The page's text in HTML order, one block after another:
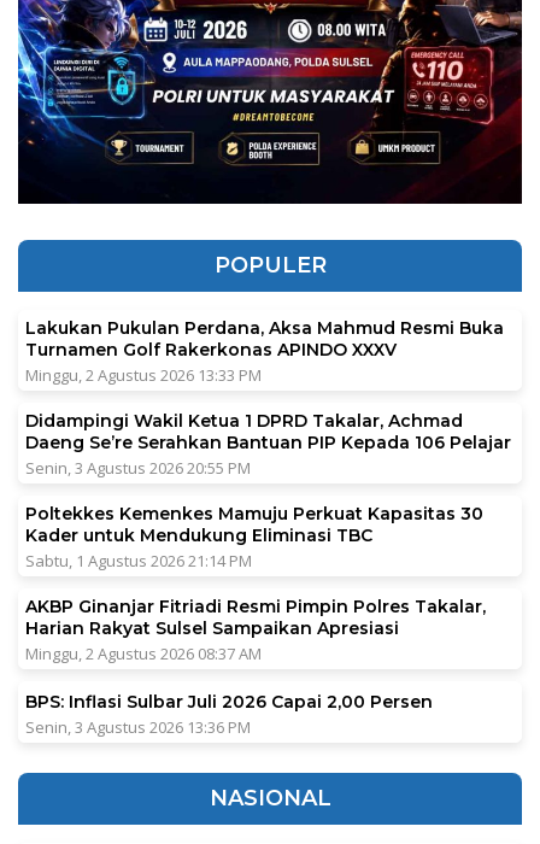
POPULER
Lakukan Pukulan Perdana, Aksa Mahmud Resmi Buka
Turnamen Golf Rakerkonas APINDO XXXV
Minggu, 2 Agustus 2026 13:33 PM
Didampingi Wakil Ketua 1 DPRD Takalar, Achmad
Daeng Se’re Serahkan Bantuan PIP Kepada 106 Pelajar
Senin, 3 Agustus 2026 20:55 PM
Poltekkes Kemenkes Mamuju Perkuat Kapasitas 30
Kader untuk Mendukung Eliminasi TBC
Sabtu, 1 Agustus 2026 21:14 PM
AKBP Ginanjar Fitriadi Resmi Pimpin Polres Takalar,
Harian Rakyat Sulsel Sampaikan Apresiasi
Minggu, 2 Agustus 2026 08:37 AM
BPS: Inflasi Sulbar Juli 2026 Capai 2,00 Persen
Senin, 3 Agustus 2026 13:36 PM
NASIONAL